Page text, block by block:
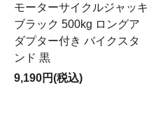
モーターサイクルジャッキ
ブラック 500kg ロングア
ダプター付き バイクスタ
ンド 黒
9,190円(税込)